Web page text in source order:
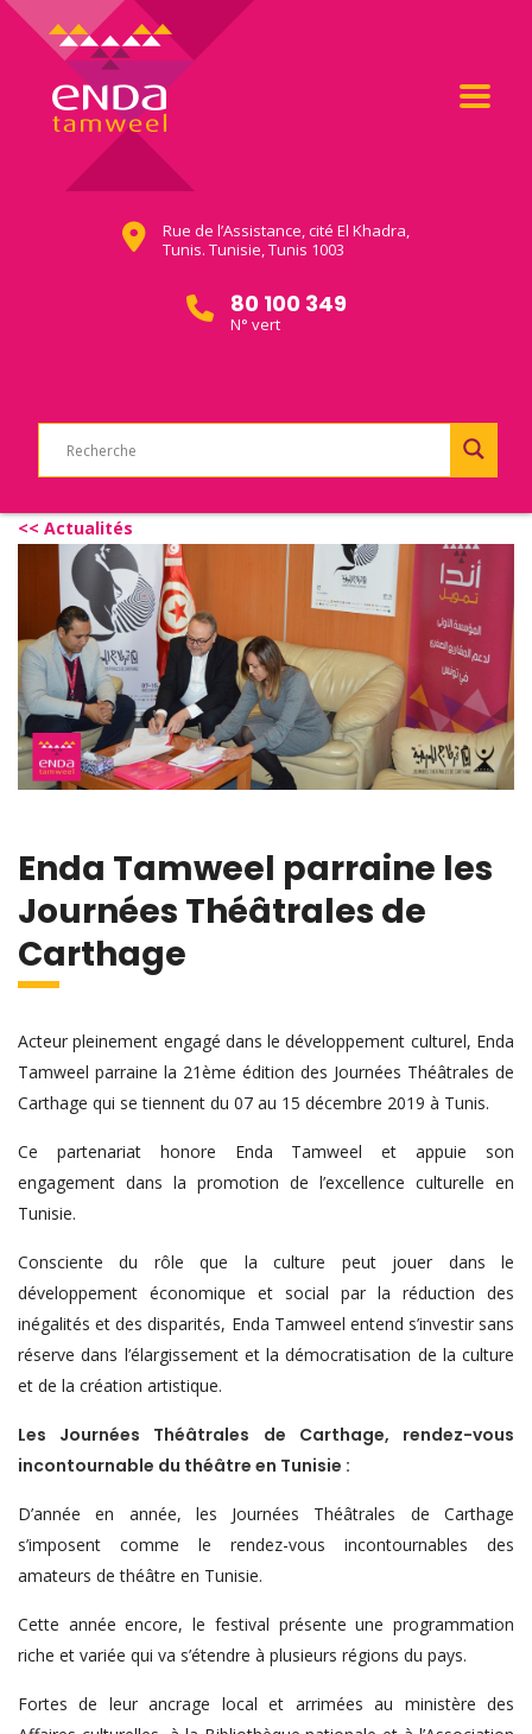
Rue de l’Assistance, cité El Khadra,
Tunis. Tunisie, Tunis 1003
80 100 349
N° vert
<< Actualités
Enda Tamweel parraine les
Journées Théâtrales de
Carthage
Acteur pleinement engagé dans le développement culturel, Enda
Tamweel parraine la 21ème édition des Journées Théâtrales de
Carthage qui se tiennent du 07 au 15 décembre 2019 à Tunis.
Ce partenariat honore Enda Tamweel et appuie son
engagement dans la promotion de l’excellence culturelle en
Tunisie.
Consciente du rôle que la culture peut jouer dans le
développement économique et social par la réduction des
inégalités et des disparités, Enda Tamweel entend s’investir sans
réserve dans l’élargissement et la démocratisation de la culture
et de la création artistique.
Les Journées Théâtrales de Carthage, rendez-vous
incontournable du théâtre en Tunisie :
D’année en année, les Journées Théâtrales de Carthage
s’imposent comme le rendez-vous incontournables des
amateurs de théâtre en Tunisie.
Cette année encore, le festival présente une programmation
riche et variée qui va s’étendre à plusieurs régions du pays.
Fortes de leur ancrage local et arrimées au ministère des